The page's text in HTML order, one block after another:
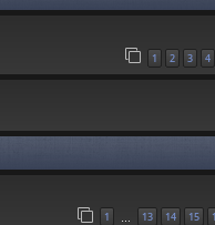
1 2 3 4
1 13 14 15